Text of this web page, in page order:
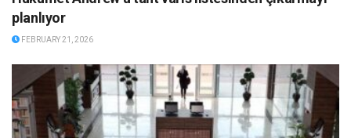
planlıyor
FEBRUARY 21, 2026